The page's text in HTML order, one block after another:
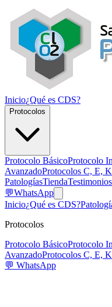
Inicio¿Qué es CDS?
Protocolos
Protocolo BásicoProtocolo
AvanzadoProtocolos C, E, K
PatologíasTiendaTestimonios
💬WhatsApp
Inicio¿Qué es CDS?
Protocolos
Protocolo BásicoProtocolo
AvanzadoProtocolos C, E, K
💬 WhatsApp